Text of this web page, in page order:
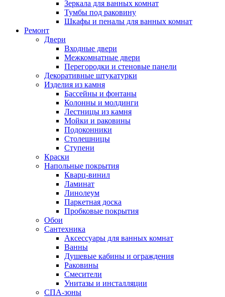
Зеркала для ванных комнат
Тумбы под раковину
Шкафы и пеналы для ванных комнат
Ремонт
Двери
Входные двери
Межкомнатные двери
Перегородки и стеновые панели
Декоративные штукатурки
Изделия из камня
Бассейны и фонтаны
Колонны и молдинги
Лестницы из камня
Мойки и раковины
Подоконники
Столешницы
Ступени
Краски
Напольные покрытия
Кварц-винил
Ламинат
Линолеум
Паркетная доска
Пробковые покрытия
Обои
Сантехника
Аксессуары для ванных комнат
Ванны
Душевые кабины и ограждения
Раковины
Смесители
Унитазы и инсталляции
СПА-зоны